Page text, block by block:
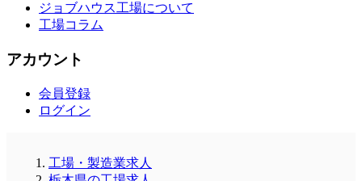
ジョブハウス工場について
工場コラム
アカウント
会員登録
ログイン
工場・製造業求人